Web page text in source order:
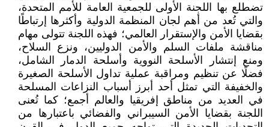
تضطلع بها اللجنة الأولى للجمعية العامة للأمم المتحدة،
والتي تُعد من أهم لجان المنظمة الدولية وأكثرها إرتباطًا
بقضايا الأمن والإستقرار العالمي؛ فهذه اللجنة تتولى مهام
مناقشة ملفات السلم والأمن الدوليين، ونزع السلاح،
ومنع إنتشار الأسلحة النووية وأسلحة الدمار الشامل،
فضلًا عن تنظيم ومراقبة عملية تداول الأسلحة الصغيرة
والخفيفة التي تمثل أحد أبرز أسباب النزاعات المسلحة
في العديد من مناطق إفريقيا والعالم أجمع؛ كما تُعنى
اللجنة بقضايا الأمن السيبراني والفضائي باعتبارها من